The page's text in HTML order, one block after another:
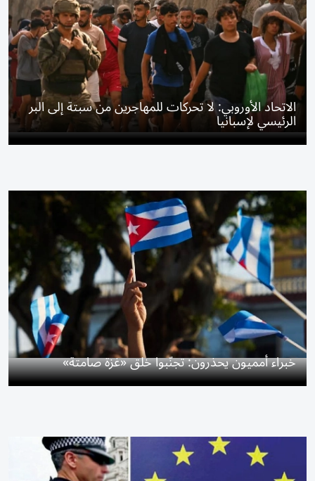
الاتحاد الأوروبي: لا تحركات للمهاجرين من سبتة إلى البر
الرئيسي لإسبانيا
خبراء أمميون يحذرون: تجنّبوا خلق «غزة صامتة»